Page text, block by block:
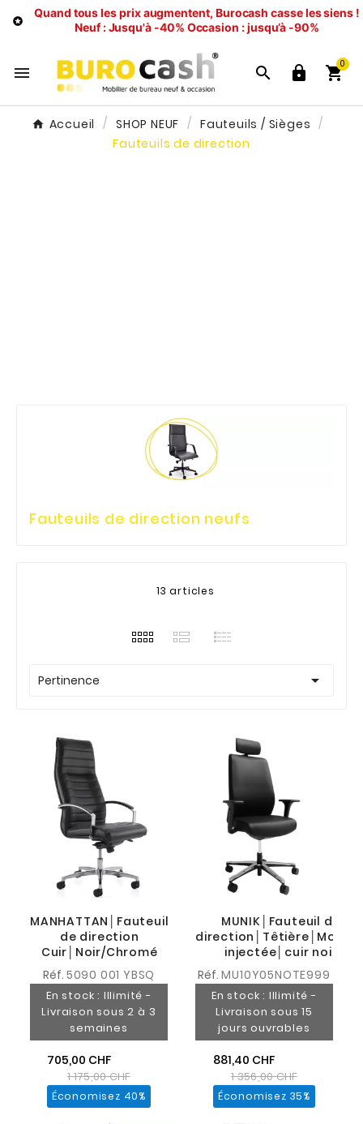

Quand tous les prix augmentent, Burocash casse les siens !
Neuf : Jusqu'à -40% Occasion : jusqu’à -90%
   
0
Accueil SHOP NEUF
Fauteuils / Sièges
Fauteuils de direction
Fauteuils de direction neufs
13 articles
Pertinence 
MANHATTAN│Fauteuil
de direction
Cuir│Noir/Chromé
Réf. 5090 001 YBSQ
En stock : Illimité -
Livraison sous 2 à 3
semaines
705,00 CHF
1 175,00 CHF
Économisez 40%
MUNIK│Fauteuil de
injectée│cuir noir
Réf.MU10Y05NOTE999
En stock : Illimité -
Livraison sous 15
jours ouvrables
881,40 CHF
1 356,00 CHF
Économisez 35%